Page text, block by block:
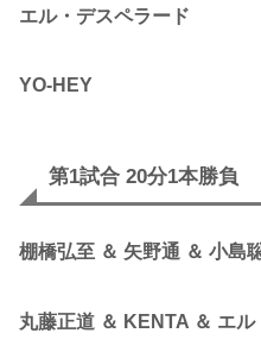
エル・デスペラード
YO-HEY
第1試合 20分1本勝負
棚橋弘至 ＆ 矢野通 ＆ 小島
丸藤正道 ＆ KENTA ＆ エ